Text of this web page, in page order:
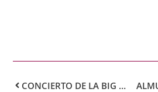
CONCIERTO DE LA BIG BAND JAZZ TAMOS